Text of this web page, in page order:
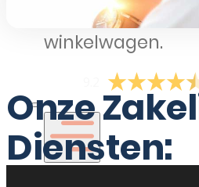
Geen producten
winkelwagen.
Onze
Diensten: